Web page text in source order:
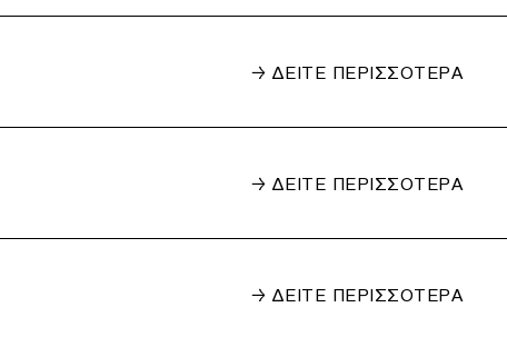
→ ΔΕΙΤΕ ΠΕΡΙΣΣΟΤΕΡΑ
→ ΔΕΙΤΕ ΠΕΡΙΣΣΟΤΕΡΑ
→ ΔΕΙΤΕ ΠΕΡΙΣΣΟΤΕΡΑ